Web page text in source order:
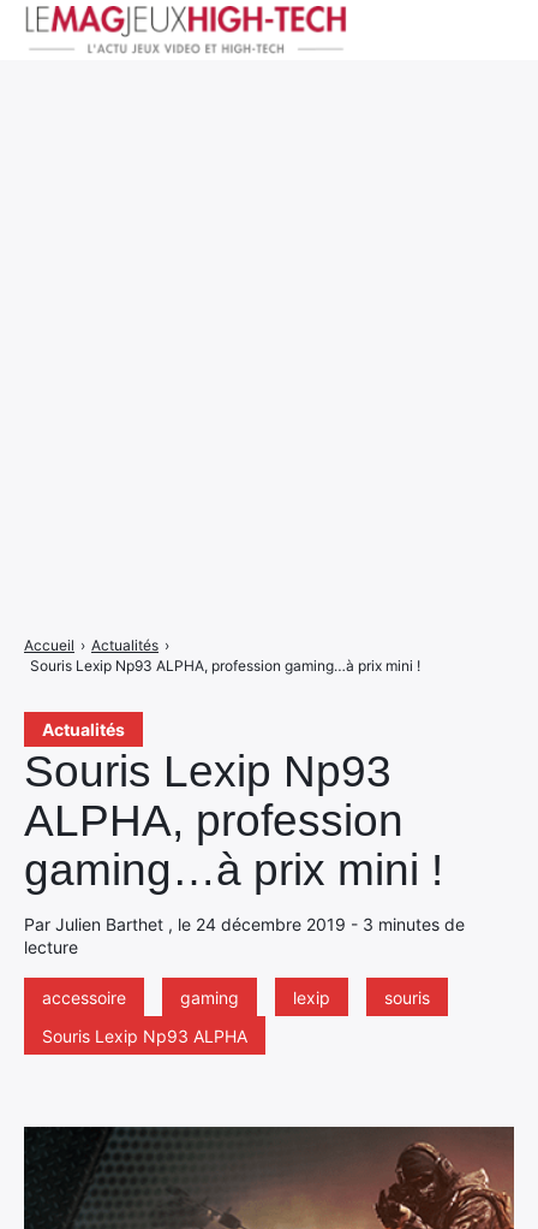
Actualités
Souris Lexip Np93
ALPHA, profession
gaming…à prix mini !
Par Julien Barthet , le 24 décembre 2019 - 3 minutes de
lecture
accessoire gaming lexip
souris
Souris Lexip Np93 ALPHA
Accueil › Actualités ›
Souris Lexip Np93 ALPHA, profession gaming…à prix mini !